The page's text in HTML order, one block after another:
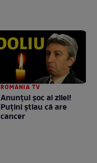
ROMANIA TV
Anunţul şoc al zilei!
Puţini ştiau că are
cancer